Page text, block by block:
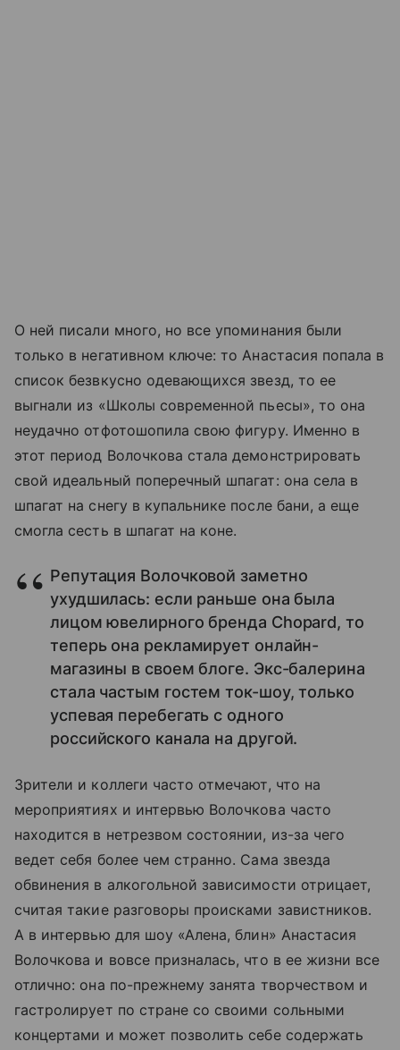
О ней писали много, но все упоминания были
только в негативном ключе: то Анастасия попала в
список безвкусно одевающихся звезд, то ее
выгнали из «Школы современной пьесы», то она
неудачно отфотошопила свою фигуру. Именно в
этот период Волочкова стала демонстрировать
свой идеальный поперечный шпагат: она села в
шпагат на снегу в купальнике после бани, а еще
смогла сесть в шпагат на коне.
Репутация Волочковой заметно
ухудшилась: если раньше она была
лицом ювелирного бренда Chopard, то
теперь она рекламирует онлайн-
магазины в своем блоге. Экс-балерина
стала частым гостем ток-шоу, только
успевая перебегать с одного
российского канала на другой.
Зрители и коллеги часто отмечают, что на
мероприятиях и интервью Волочкова часто
находится в нетрезвом состоянии, из-за чего
ведет себя более чем странно. Сама звезда
обвинения в алкогольной зависимости отрицает,
считая такие разговоры происками завистников.
А в интервью для шоу «Алена, блин» Анастасия
Волочкова и вовсе призналась, что в ее жизни все
отлично: она по-прежнему занята творчеством и
гастролирует по стране со своими сольными
концертами и может позволить себе содержать